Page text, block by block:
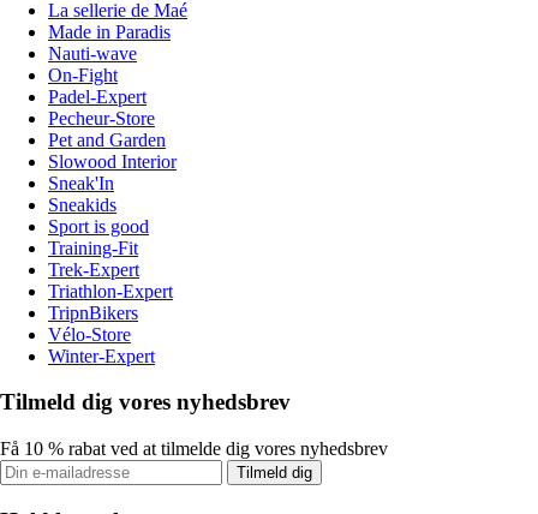
La sellerie de Maé
Made in Paradis
Nauti-wave
On-Fight
Padel-Expert
Pecheur-Store
Pet and Garden
Slowood Interior
Sneak'In
Sneakids
Sport is good
Training-Fit
Trek-Expert
Triathlon-Expert
TripnBikers
Vélo-Store
Winter-Expert
Tilmeld dig vores nyhedsbrev
Få 10 % rabat ved at tilmelde dig vores nyhedsbrev
Tilmeld dig